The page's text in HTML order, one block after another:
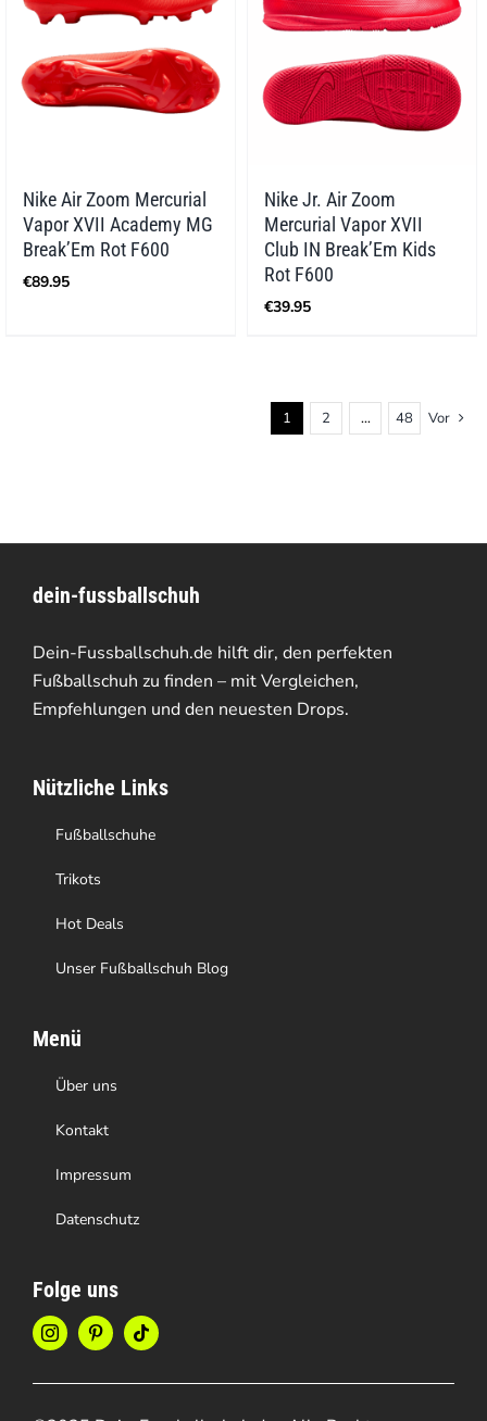
Nike Air Zoom Mercurial
Vapor XVII Academy MG
Break’Em Rot F600
€89.95
Nike Jr. Air Zoom
Mercurial Vapor XVII
Club IN Break’Em Kids
Rot F600
€39.95
1 2 … 48 Vor
dein-fussballschuh
Dein-Fussballschuh.de hilft dir, den perfekten
Fußballschuh zu finden – mit Vergleichen,
Empfehlungen und den neuesten Drops.
Nützliche Links
Fußballschuhe
Trikots
Hot Deals
Unser Fußballschuh Blog
Menü
Über uns
Kontakt
Impressum
Datenschutz
Folge uns